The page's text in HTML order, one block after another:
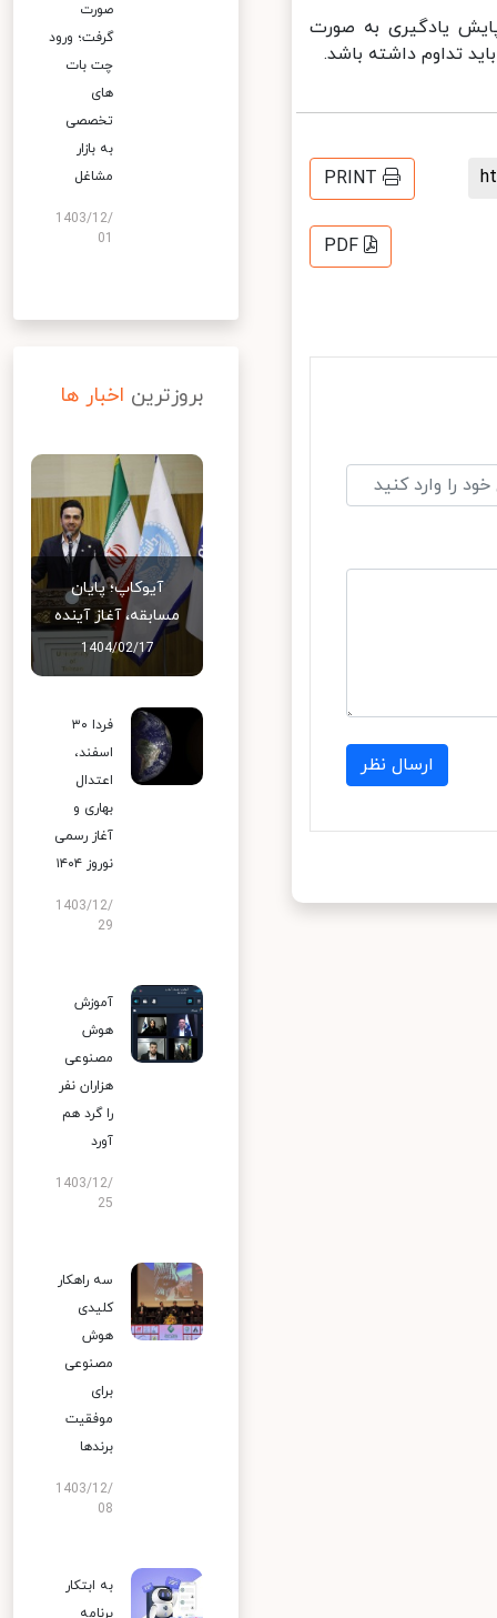
یادگیری به صورت
تداوم داشته باشد.
PRINT
PDF
ارسال نظر
صورت
گرفت؛ ورود
چت بات
های
تخصصی
به بازار
مشاغل
1403/12/
بروزترین اخبار ها
آیوکاپ؛ پایان
مسابقه، آغاز آینده
1404/02/17
فردا ۳۰
اسفند،
اعتدال
بهاری و
آغاز رسمی
نوروز ۱۴۰۴
1403/12/
29
آموزش
هوش
مصنوعی
هزاران نفر
را گرد هم
آورد
1403/12/
25
سه راهکار
کلیدی
هوش
مصنوعی
برای
موفقیت
برندها
1403/12/
08
به ابتکار
برنامه